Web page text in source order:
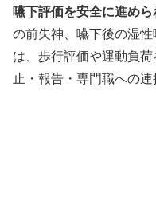
嚥下評価を安全に進め
の前失神、嚥下後の湿
は、歩行評価や運動負
止・報告・専門職への連